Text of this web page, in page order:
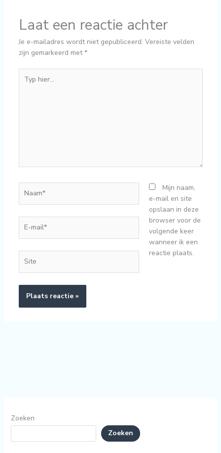
Laat een reactie achter
Je e-mailadres wordt niet gepubliceerd. Vereiste velden
zijn gemarkeerd met*
hier...
mail*
Mijn naam,
e-mail en site
opslaan in deze
browser voor de
volgende keer
wanneer ik een
reactie plaats.
Zoeken
Zoeken